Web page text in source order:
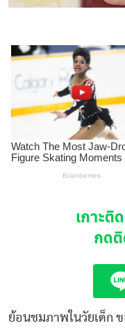
เกาะติ
กด
ย้อนชมภาพในวัยเด็ก